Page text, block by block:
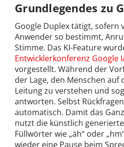
Grundlegendes zu
Google Duplex tätigt, sofern
Anwender so bestimmt,
Stimme. Das KI-Feature
Entwicklerkonferenz Google
vorgestellt. Während der
der Lage, den Menschen auf
Leitung zu verstehen und
antworten. Selbst
automatisch. Damit das
nutzt die künstlich
Füllwörter wie „äh“ oder
wieder eine Pause beim